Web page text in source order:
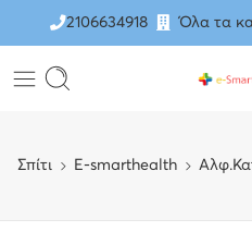
2106634918 Όλα τα
Σπίτι E-smarthealth